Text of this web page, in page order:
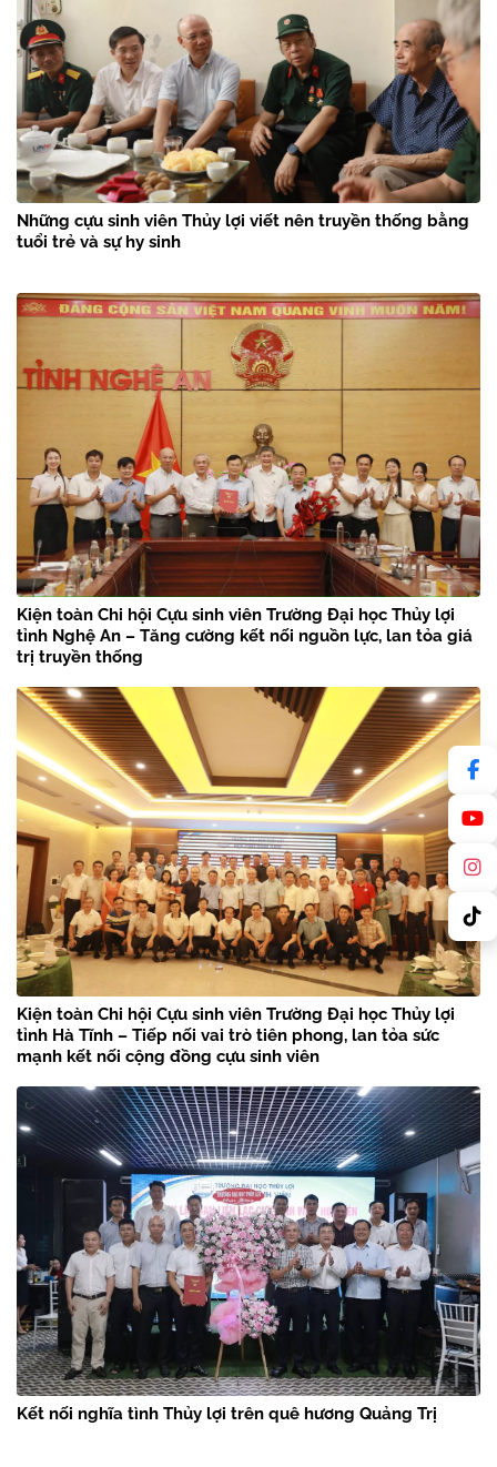
Những cựu sinh viên Thủy lợi viết nên truyền thống bằng
tuổi trẻ và sự hy sinh
Kiện toàn Chi hội Cựu sinh viên Trường Đại học Thủy lợi
tỉnh Nghệ An – Tăng cường kết nối nguồn lực, lan tỏa giá
trị truyền thống
Kiện toàn Chi hội Cựu sinh viên Trường Đại học Thủy lợi
tỉnh Hà Tĩnh – Tiếp nối vai trò tiên phong, lan tỏa sức
mạnh kết nối cộng đồng cựu sinh viên
Kết nối nghĩa tình Thủy lợi trên quê hương Quảng Trị